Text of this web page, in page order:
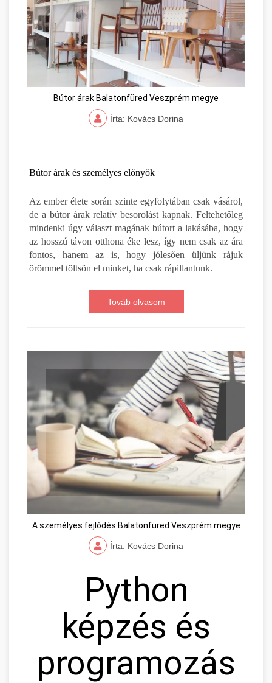
Bútor árak Balatonfüred Veszprém megye
Írta: Kovács Dorina
Bútor árak és személyes előnyök
Az ember élete során szinte egyfolytában csak vásárol,
de a bútor árak relatív besorolást kapnak. Feltehetőleg
mindenki úgy választ magának bútort a lakásába, hogy
az hosszú távon otthona éke lesz, így nem csak az ára
fontos, hanem az is, hogy jólesően üljünk rájuk
örömmel töltsön el minket, ha csak rápillantunk.
Továb olvasom
A személyes fejlődés Balatonfüred Veszprém megye
Írta: Kovács Dorina
Python
képzés és
programozás